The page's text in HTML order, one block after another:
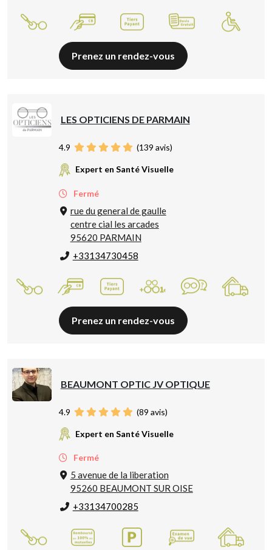
Prenez un rendez-vous
LES OPTICIENS DE PARMAIN
4.9 (139 avis)
Expert en Santé Visuelle
Fermé
rue du general de gaulle
centre cial les arcades
95620 PARMAIN
+33134730458
Prenez un rendez-vous
BEAUMONT OPTIC JV OPTIQUE
4.9 (89 avis)
Expert en Santé Visuelle
Fermé
5 avenue de la liberation
95260 BEAUMONT SUR OISE
+33134700285